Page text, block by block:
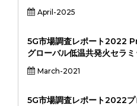
プ、ミキサー、発振器、アン
6 GHz、MMWave）、アプ
車、自動車）、および地域
April-2025
5G市場調査レポート
グローバル低温共発火セラミ
March-2021
5G市場調査レポート2022